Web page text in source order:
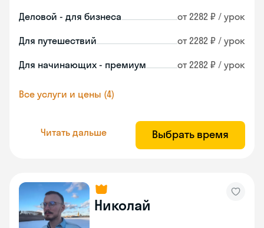
Деловой - для бизнеса от 2282 ₽ / урок
Для путешествий от 2282 ₽ / урок
Для начинающих - премиум от 2282 ₽ / урок
Все услуги и цены (4)
Читать дальше Выбрать время
Николай